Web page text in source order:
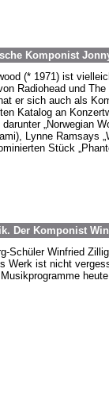
Komponist
(* 1971) ist
Radiohead und
er sich auch als
Katalog an
„Norwegian
Lynne Ramsays
Stück
Der Komponist
Schüler Winfried
Werk ist nicht